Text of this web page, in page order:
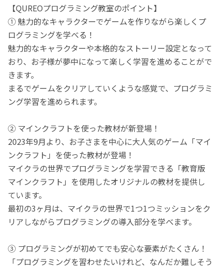
【QUREOプログラミング教室のポイント】
① 魅力的なキャラクターでゲームを作りながら楽しくプ
ログラミングを学べる！
魅力的なキャラクターや本格的なストーリー設定となって
おり、お子様が夢中になって楽しく学習を進めることがで
きます。
まるでゲームをクリアしていくような感覚で、プログラミ
ング学習を進められます。
② マインクラフトを使った教材が新登場！
2023年9月より、お子さまを中心に大人気のゲーム「マイ
ンクラフト」を使った教材が登場！
マイクラの世界でプログラミングを学習できる「教育版
マインクラフト」を使用したオリジナルの教材を提供し
ています。
最初の3ヶ月は、マイクラの世界で1つ1つミッションをク
リアしながらプログラミングの導入部分を学べます。
③ プログラミングが初めてでも安心な要素がたくさん！
「プログラミングを習わせたいけれど、なんだか難しそう